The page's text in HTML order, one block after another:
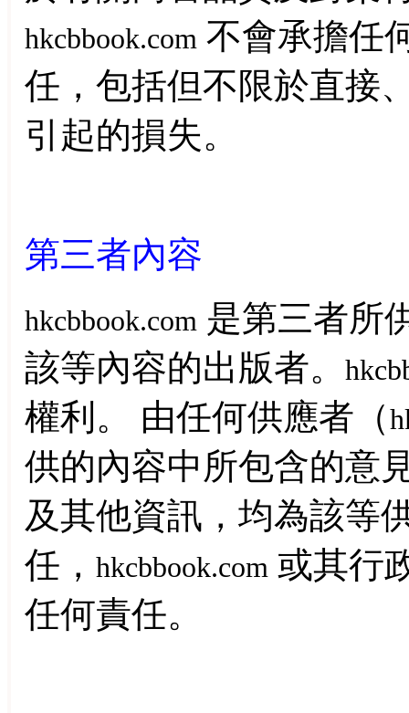
hkcbbook.com 不會承擔任
任，包括但不限於直接
引起的損失。
第三者內容
hkcbbook.com 是第三者所
該等內容的出版者。
權利。 由任何供應者（
供的內容中所包含的意
及其他資訊，均為該等
任， hkcbbook.com 或其行
任何責任。